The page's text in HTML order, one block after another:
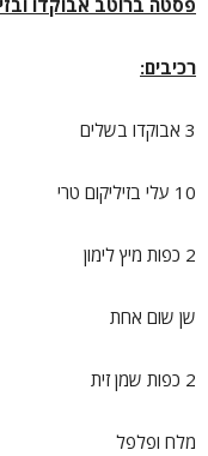
פסטה ברוטב אבוקדו
רכיבים:
3 אבוקדו בשלים
10 עלי בזיליקום טרי
2 כפות מיץ לימון
שן שום אחת
2 כפות שמן זית
מלח ופלפל